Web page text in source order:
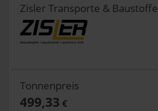
Zisler Transporte & Baustoffe
Tonnenpreis
499,33 €